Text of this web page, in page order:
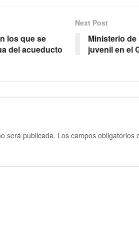
los que se
del acueducto
Next Post
Ministerio
juvenil en el
será publicada. Los campos obligatorios